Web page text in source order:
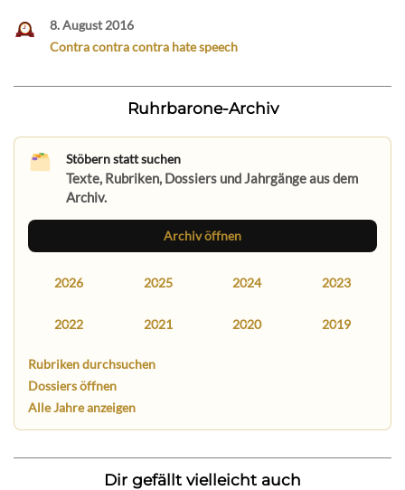
8. August 2016
Contra contra contra hate speech
Ruhrbarone-Archiv
Stöbern statt suchen
Texte, Rubriken, Dossiers und Jahrgänge aus dem
Archiv.
Archiv öffnen
2026 2025 2024 2023
2022 2021 2020 2019
Rubriken durchsuchen
Dossiers öffnen
Alle Jahre anzeigen
Dir gefällt vielleicht auch